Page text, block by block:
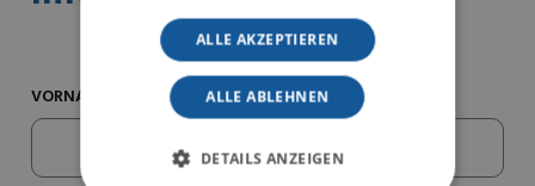
VORNAME*
ALLE AKZEPTIEREN
ALLE ABLEHNEN
DETAILS ANZEIGEN